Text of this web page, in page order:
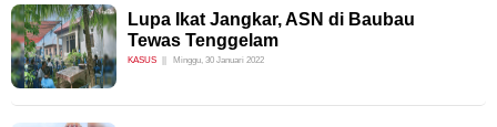
Lupa Ikat Jangkar, ASN di Baubau
Tewas Tenggelam
KASUS Minggu, 30 Januari 2022